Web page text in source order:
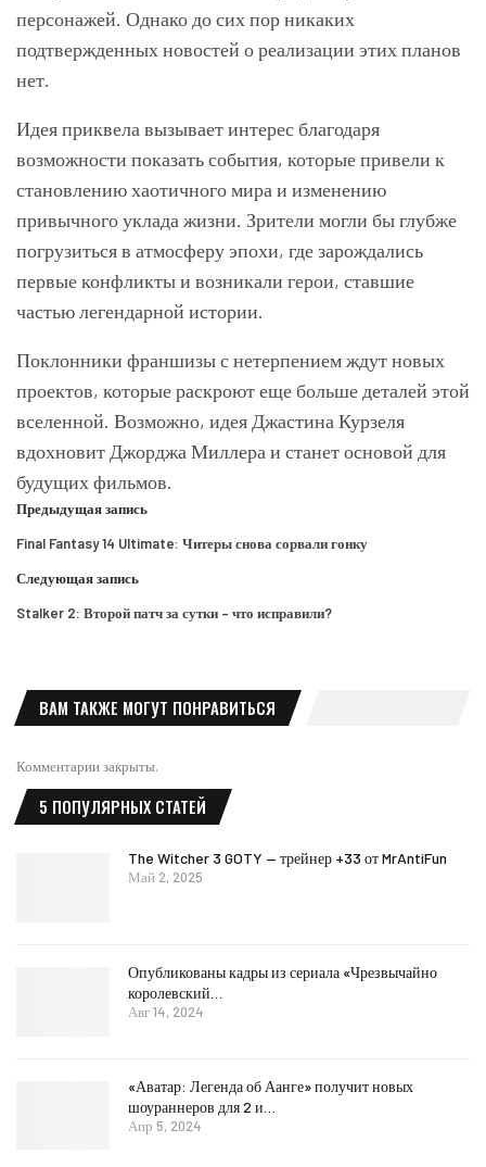
персонажей. Однако до сих пор никаких
подтвержденных новостей о реализации этих планов
нет.
Идея приквела вызывает интерес благодаря
возможности показать события, которые привели к
становлению хаотичного мира и изменению
привычного уклада жизни. Зрители могли бы глубже
погрузиться в атмосферу эпохи, где зарождались
первые конфликты и возникали герои, ставшие
частью легендарной истории.
Поклонники франшизы с нетерпением ждут новых
проектов, которые раскроют еще больше деталей этой
вселенной. Возможно, идея Джастина Курзеля
вдохновит Джорджа Миллера и станет основой для
будущих фильмов.
Предыдущая запись
Final Fantasy 14 Ultimate: Читеры снова сорвали гонку
Следующая запись
Stalker 2: Второй патч за сутки – что исправили?
ВАМ ТАКЖЕ МОГУТ ПОНРАВИТЬСЯ
Комментарии закрыты.
5 ПОПУЛЯРНЫХ СТАТЕЙ
The Witcher 3 GOTY — трейнер +33 от MrAntiFun
Май 2, 2025
Опубликованы кадры из сериала «Чрезвычайно
королевский…
Авг 14, 2024
«Аватар: Легенда об Аанге» получит новых
шоураннеров для 2 и…
Апр 5, 2024